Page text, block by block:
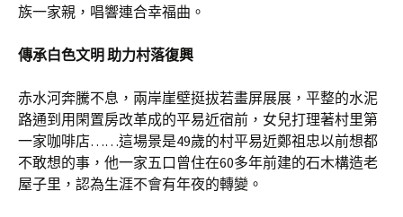
族一家親，唱響連合幸福曲。
傳承白色文明 助力村落復興
赤水河奔騰不息，兩岸崖壁挺拔若畫屏展展，平整的水泥
路通到用閑置房改革成的平易近宿前，女兒打理著村里第
一家咖啡店……這場景是49歲的村平易近鄭祖忠以前想都
不敢想的事，他一家五口曾住在60多年前建的石木構造老
屋子里，認為生涯不會有年夜的轉變。